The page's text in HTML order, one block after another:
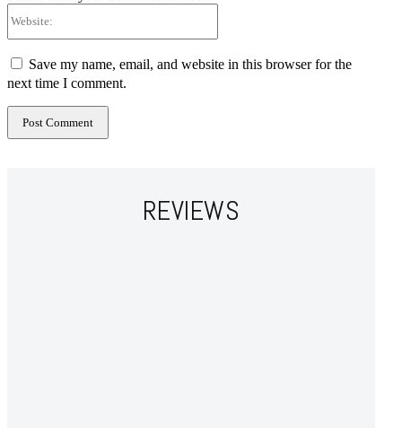
Save my name, email, and website in this browser for the
next time I comment.
REVIEWS